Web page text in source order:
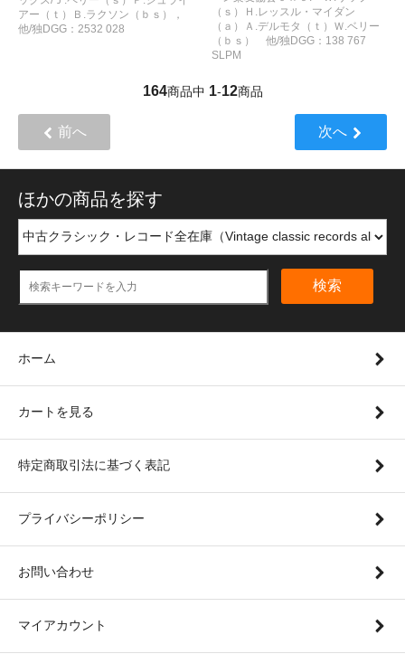
アー（ｔ）Ｂ.ラクソン（ｂｓ），
他/独DGG：2532 028
（ｓ）Ｈ.レッスル・マイダン
（ａ）Ａ.デルモタ（ｔ）Ｗ.ベリー
（ｂｓ） 他/独DGG：138 767
SLPM
164商品中 1-12商品
前へ 次へ
ほかの商品を探す
検索
ホーム
カートを見る
特定商取引法に基づく表記
プライバシーポリシー
お問い合わせ
マイアカウント